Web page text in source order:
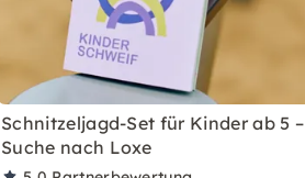
Schnitzeljagd-Set für Kinder ab 5 –
Suche nach Loxe